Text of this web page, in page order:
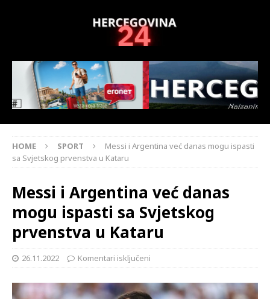
HOME SPORT
Messi i Argentina već danas mogu ispasti
sa Svjetskog prvenstva u Kataru
Messi i Argentina već danas
mogu ispasti sa Svjetskog
prvenstva u Kataru
26.11.2022 Komentari isključeni